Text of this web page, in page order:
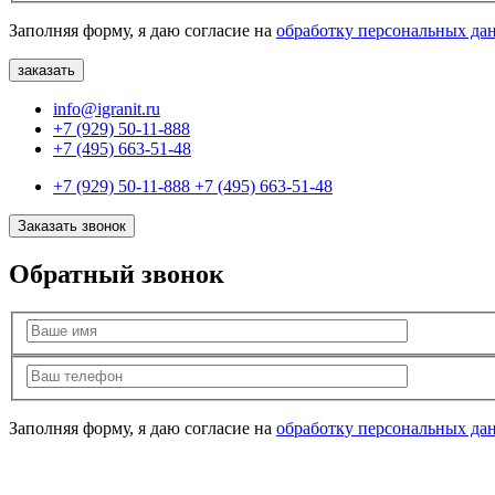
Заполняя форму, я даю согласие на обработку персональных
info@igranit.ru
+7 (929) 50-11-888
+7 (495) 663-51-48
+7 (929) 50-11-888 +7 (495) 663-51-48
Заказать звонок
Обратный звонок
Заполняя форму, я даю согласие на обработку персональных